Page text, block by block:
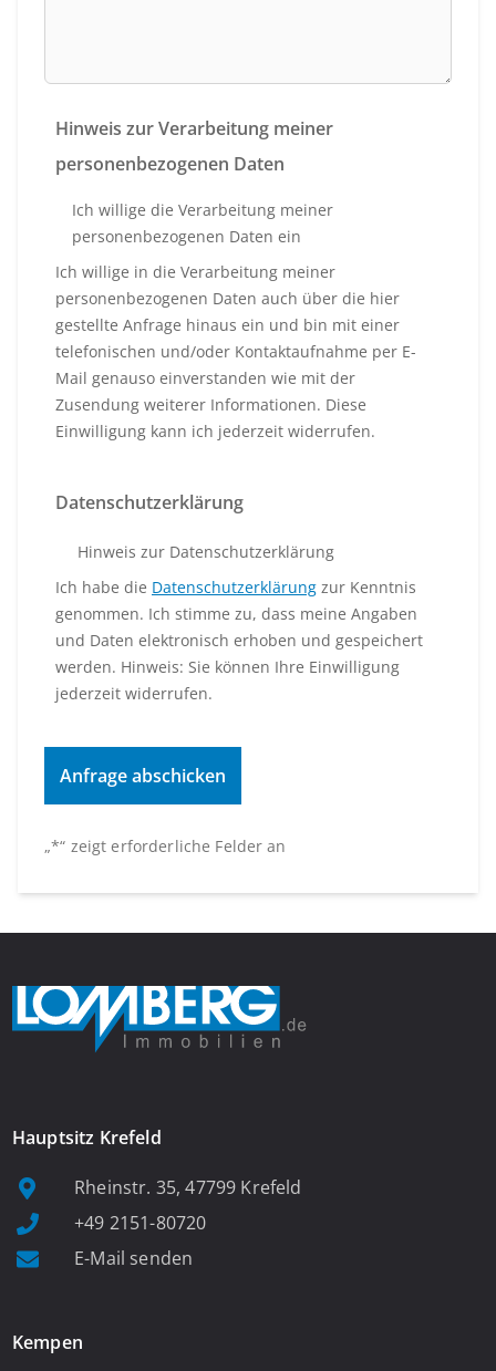
„*“ zeigt erforderliche Felder an
Hinweis zur Verarbeitung meiner
personenbezogenen Daten
Ich willige die Verarbeitung meiner
personenbezogenen Daten ein
Ich willige in die Verarbeitung meiner
personenbezogenen Daten auch über die hier
gestellte Anfrage hinaus ein und bin mit einer
telefonischen und/oder Kontaktaufnahme per E-
Mail genauso einverstanden wie mit der
Zusendung weiterer Informationen. Diese
Einwilligung kann ich jederzeit widerrufen.
Datenschutzerklärung
Hinweis zur Datenschutzerklärung
Ich habe die Datenschutzerklärung zur Kenntnis
genommen. Ich stimme zu, dass meine Angaben
und Daten elektronisch erhoben und gespeichert
werden. Hinweis: Sie können Ihre Einwilligung
jederzeit widerrufen.
Hauptsitz Krefeld
Rheinstr. 35, 47799 Krefeld
+49 2151-80720
E-Mail senden
Kempen